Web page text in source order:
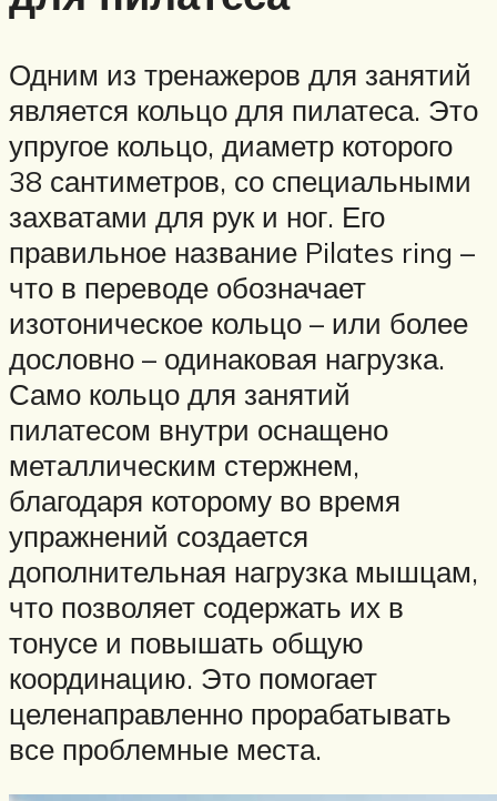
Одним из тренажеров для занятий
является кольцо для пилатеса. Это
упругое кольцо, диаметр которого
38 сантиметров, со специальными
захватами для рук и ног. Его
правильное название Pilates ring –
что в переводе обозначает
изотоническое кольцо – или более
дословно – одинаковая нагрузка.
Само кольцо для занятий
пилатесом внутри оснащено
металлическим стержнем,
благодаря которому во время
упражнений создается
дополнительная нагрузка мышцам,
что позволяет содержать их в
тонусе и повышать общую
координацию. Это помогает
целенаправленно прорабатывать
все проблемные места.